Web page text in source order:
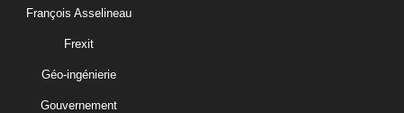
François Asselineau
Frexit
Géo-ingénierie
Gouvernement